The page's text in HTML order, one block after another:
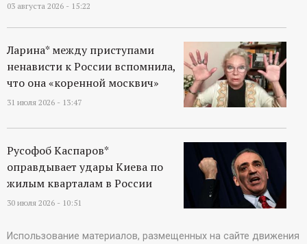
03 августа 2026 - 15:22
Ларина* между приступами
ненависти к России вспомнила,
что она «коренной москвич»
31 июля 2026 - 13:47
Русофоб Каспаров*
оправдывает удары Киева по
жилым кварталам в России
30 июля 2026 - 10:51
Использование материалов, размещенных на сайте движения